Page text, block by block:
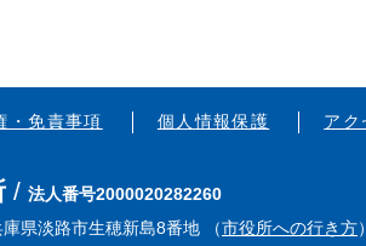
・免責事項 個人情報保護 アク
法人番号2000020282260
県淡路市生穂新島8番地 （市役所への行き方）